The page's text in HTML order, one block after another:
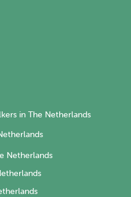
in The Netherlands
Netherlands